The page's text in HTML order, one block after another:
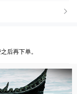
后再下单。